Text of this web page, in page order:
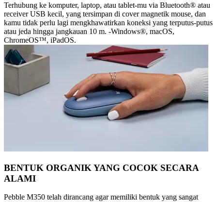
Terhubung ke komputer, laptop, atau tablet-mu via Bluetooth® atau
receiver USB kecil, yang tersimpan di cover magnetik mouse, dan
kamu tidak perlu lagi mengkhawatirkan koneksi yang terputus-putus
atau jeda hingga jangkauan 10 m. -Windows®, macOS,
ChromeOS™, iPadOS.
BENTUK ORGANIK YANG COCOK SECARA
ALAMI
Pebble M350 telah dirancang agar memiliki bentuk yang sangat